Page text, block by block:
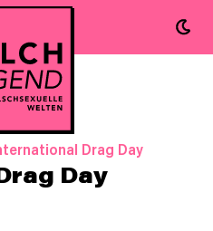
Drag Day
Day